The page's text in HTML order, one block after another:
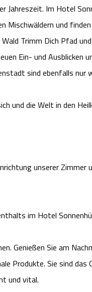
Jahreszeit. Im Hotel
Mischwäldern und
Trimm Dich Pfad
Ein- und Ausblicken
sind ebenfalls nur
und die Welt in den
unserer
im Hotel
Genießen Sie am
Produkte. Sie sind
und vital.